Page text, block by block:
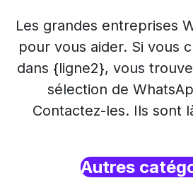
Les grandes entreprises
pour vous aider. Si vous
dans {ligne2}, vous
sélection de
Contactez-les. Ils sont
Autres